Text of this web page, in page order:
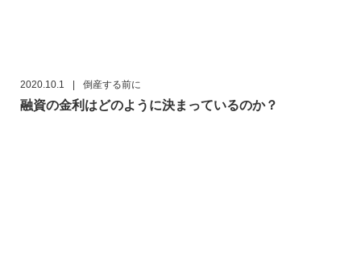
2020.10.1 | 倒産する前に
融資の金利はどのように決まっているのか？